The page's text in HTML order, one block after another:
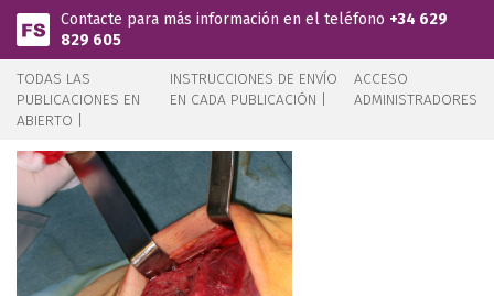
Pasar al contenido principal
Contacte para más información en el teléfono +34 629
829 605
TODAS LAS
PUBLICACIONES EN
ABIERTO |
INSTRUCCIONES DE ENVÍO
EN CADA PUBLICACIÓN |
ACCESO
ADMINISTRADORES